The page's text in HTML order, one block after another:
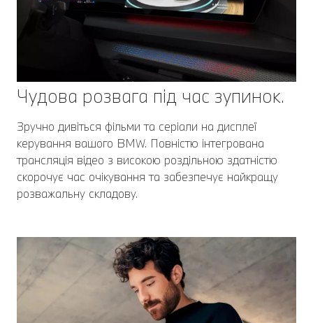
Чудова розвага під час зупинок.
Зручно дивіться фільми та серіали на дисплеї
керування вашого BMW. Повністю інтегрована
трансляція відео з високою роздільною здатністю
скорочує час очікування та забезпечує найкращу
розважальну складову.